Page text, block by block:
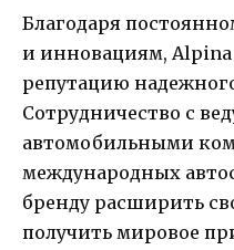
Благодаря
и инновациям, Alpina
репутацию
Сотрудничество с
автомобильными
международных
бренду расширить
получить мировое